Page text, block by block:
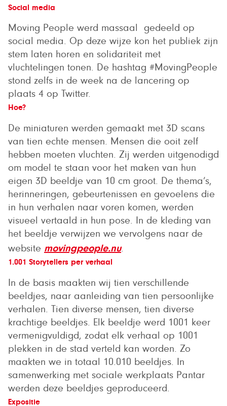
Social media
Moving People werd massaal gedeeld op
social media. Op deze wijze kon het publiek zijn
stem laten horen en solidariteit met
vluchtelingen tonen. De hashtag #MovingPeople
stond zelfs in de week na de lancering op
plaats 4 op Twitter.
Hoe?
De miniaturen werden gemaakt met 3D scans
van tien echte mensen. Mensen die ooit zelf
hebben moeten vluchten. Zij werden uitgenodigd
om model te staan voor het maken van hun
eigen 3D beeldje van 10 cm groot. De thema’s,
herinneringen, gebeurtenissen en gevoelens die
in hun verhalen naar voren komen, werden
visueel vertaald in hun pose. In de kleding van
het beeldje verwijzen we vervolgens naar de
website movingpeople.nu.
1.001 Storytellers per verhaal
In de basis maakten wij tien verschillende
beeldjes, naar aanleiding van tien persoonlijke
verhalen. Tien diverse mensen, tien diverse
krachtige beeldjes. Elk beeldje werd 1001 keer
vermenigvuldigd, zodat elk verhaal op 1001
plekken in de stad verteld kan worden. Zo
maakten we in totaal 10.010 beeldjes. In
samenwerking met sociale werkplaats Pantar
werden deze beeldjes geproduceerd.
Expositie